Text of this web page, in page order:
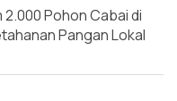
Pohon Cabai di
Pangan Lokal